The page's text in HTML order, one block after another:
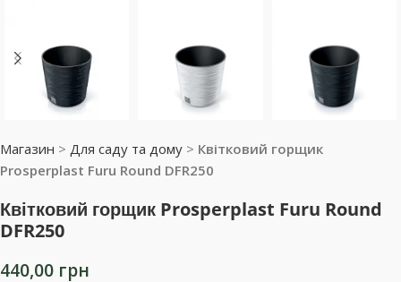
Магазин > Для саду та дому > Квітковий горщик
Prosperplast Furu Round DFR250
Квітковий горщик Prosperplast Furu Round
DFR250
440,00 грн